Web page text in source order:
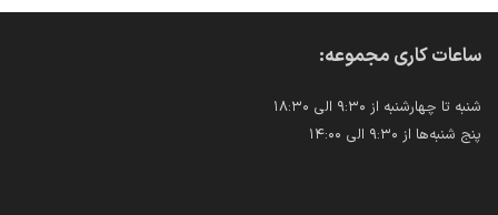
ساعات کاری مجموعه:
شنبه تا چهارشنبه از ۹:۳۰ الی ۱۸:۳۰
پنج شنبه‌ها از ۹:۳۰ الی ۱۴:۰۰